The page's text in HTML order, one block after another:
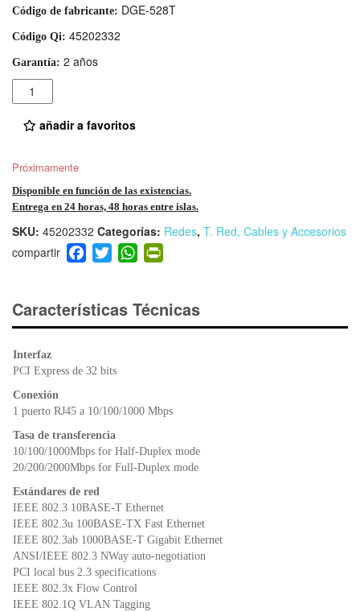
Código de fabricante: DGE-528T
Código Qi: 45202332
Garantía: 2 años
Cantidad
añadir a favoritos
Próximamente
Disponible en función de las existencias.
Entrega en 24 horas, 48 horas entre islas.
SKU: 45202332 Categorías: Redes, T. Red, Cables y Accesorios
F
a
e
b
o
T
wi
er
W
h
s
A
ri
e
Características Técnicas
Interfaz
PCI Express de 32 bits
Conexión
1 puerto RJ45 a 10/100/1000 Mbps
Tasa de transferencia
10/100/1000Mbps for Half-Duplex mode
20/200/2000Mbps for Full-Duplex mode
Estándares de red
IEEE 802.3 10BASE-T Ethernet
IEEE 802.3u 100BASE-TX Fast Ethernet
IEEE 802.3ab 1000BASE-T Gigabit Ethernet
ANSI/IEEE 802.3 NWay auto-negotiation
PCI local bus 2.3 specifications
IEEE 802.3x Flow Control
IEEE 802.1Q VLAN Tagging